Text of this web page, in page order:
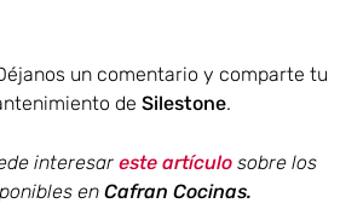
un comentario y comparte tu
de Silestone.
interesar este artículo sobre los
en Cafran Cocinas.